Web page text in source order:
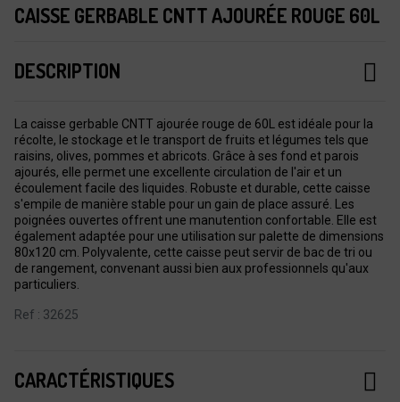
CAISSE GERBABLE CNTT AJOURÉE ROUGE 60L
DESCRIPTION
La caisse gerbable CNTT ajourée rouge de 60L est idéale pour la
récolte, le stockage et le transport de fruits et légumes tels que
raisins, olives, pommes et abricots. Grâce à ses fond et parois
ajourés, elle permet une excellente circulation de l'air et un
écoulement facile des liquides. Robuste et durable, cette caisse
s'empile de manière stable pour un gain de place assuré. Les
poignées ouvertes offrent une manutention confortable. Elle est
également adaptée pour une utilisation sur palette de dimensions
80x120 cm. Polyvalente, cette caisse peut servir de bac de tri ou
de rangement, convenant aussi bien aux professionnels qu'aux
particuliers.
Ref : 32625
CARACTÉRISTIQUES